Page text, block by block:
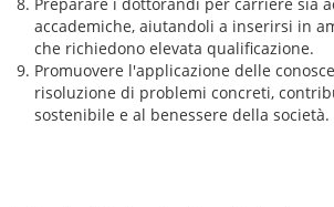
accademiche, aiutandoli a inserirsi in
che richiedono elevata qualificazione.
Promuovere l'applicazione delle
risoluzione di problemi concreti,
sostenibile e al benessere della società.